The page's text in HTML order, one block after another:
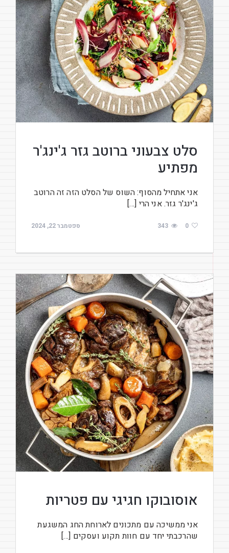
סלט צבעוני ברוטב גזר ג'ינג'ר
מפתיע
אני אתחיל מהסוף: השוס של הסלט הזה זה הרוטב
ג'ינג'ר גזר. אני הרי […]
ספטמבר 22, 2024 343 0
אוסובוקו חגיגי עם פטריות
אני ממשיכה עם מתכונים לארוחת החג המשגעת
שהרכבתי יחד עם חוות תקוע ועסקים […]